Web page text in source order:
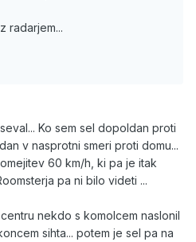
radarjem...
Ko sem sel dopoldan proti
v nasprotni smeri proti domu...
60 km/h, ki pa je itak
pa ni bilo videti ...
nekdo s komolcem naslonil
sihta... potem je sel pa na